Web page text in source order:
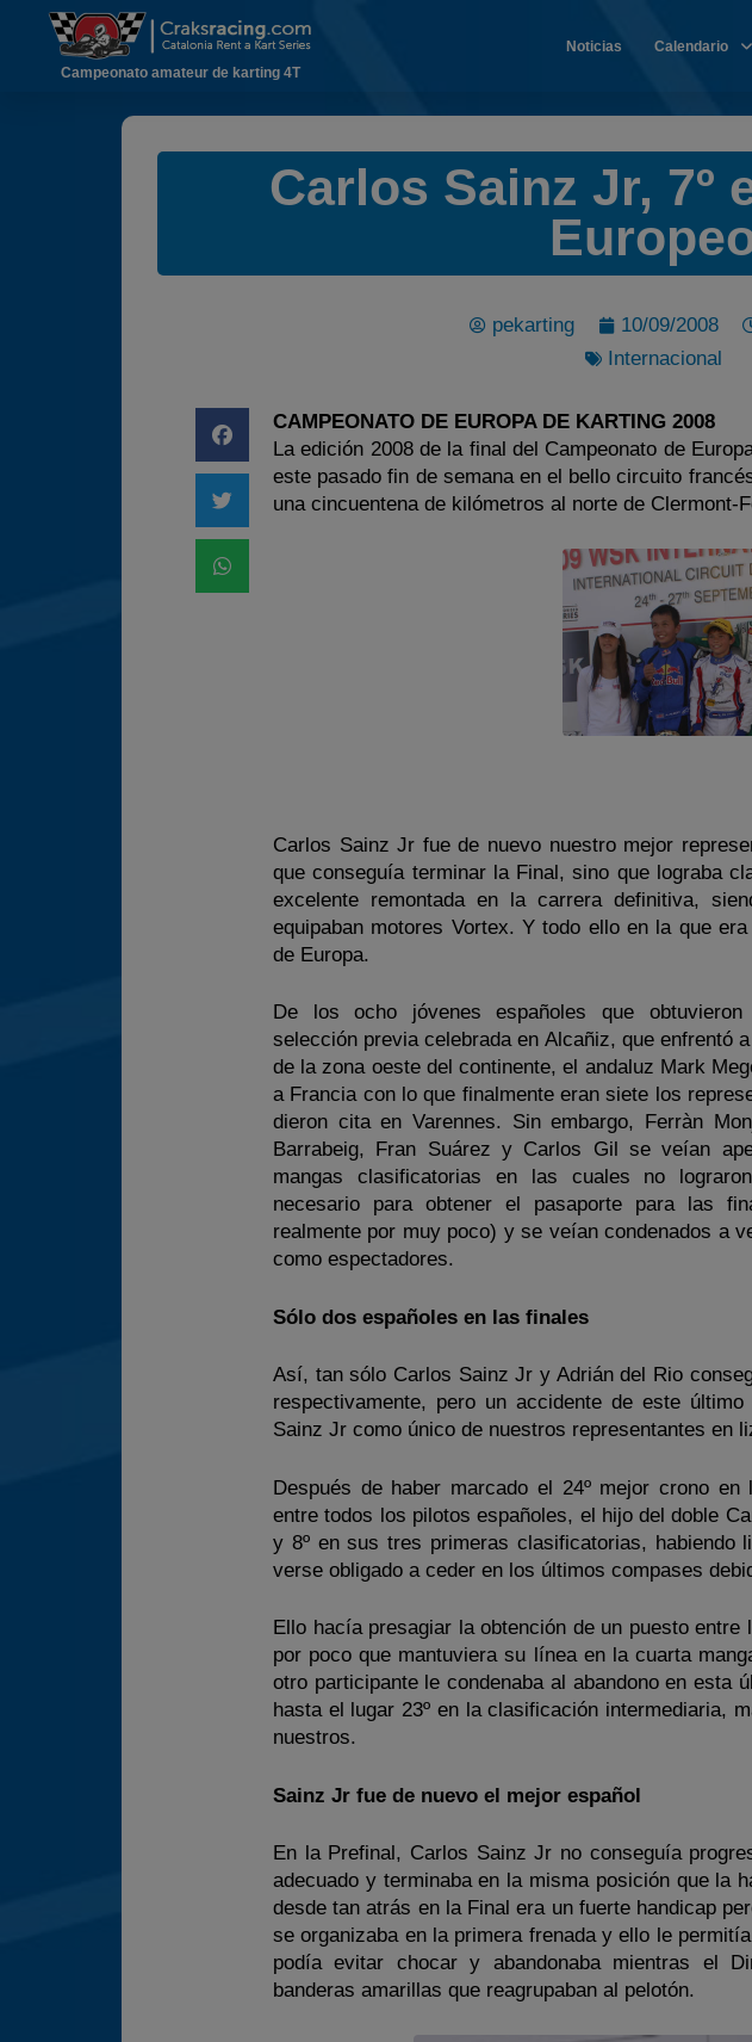
Campeonato amateur de karting 4T
Noticias Calendario
Carlos Sainz Jr, 7º
pekarting 10/09/2008
Internacional
CAMPEONATO DE EUROPA DE KARTING 2008
La edición 2008 de la final del Campeonato de
este pasado fin de semana en el bello circuito
una cincuentena de kilómetros al norte de Clermont-
Carlos Sainz Jr fue de nuevo nuestro mejor
que conseguía terminar la Final, sino que lograba
excelente remontada en la carrera definitiva,
equipaban motores Vortex. Y todo ello en la que
de Europa.
De los ocho jóvenes españoles que
selección previa celebrada en Alcañiz, que enfrentó
de la zona oeste del continente, el andaluz Mark
a Francia con lo que finalmente eran siete los
dieron cita en Varennes. Sin embargo, Ferràn
Barrabeig, Fran Suárez y Carlos Gil se veían
mangas clasificatorias en las cuales no
necesario para obtener el pasaporte para las
realmente por muy poco) y se veían condenados a
como espectadores.
Sólo dos españoles en las finales
Así, tan sólo Carlos Sainz Jr y Adrián del Rio
respectivamente, pero un accidente de este
Sainz Jr como único de nuestros representantes en
Después de haber marcado el 24º mejor crono
entre todos los pilotos españoles, el hijo del doble
y 8º en sus tres primeras clasificatorias, habiendo
verse obligado a ceder en los últimos compases
Ello hacía presagiar la obtención de un puesto
por poco que mantuviera su línea en la cuarta
otro participante le condenaba al abandono en esta
hasta el lugar 23º en la clasificación intermediaria,
nuestros.
Sainz Jr fue de nuevo el mejor español
En la Prefinal, Carlos Sainz Jr no conseguía
adecuado y terminaba en la misma posición que la
desde tan atrás en la Final era un fuerte handicap
se organizaba en la primera frenada y ello le
podía evitar chocar y abandonaba mientras el
banderas amarillas que reagrupaban al pelotón.